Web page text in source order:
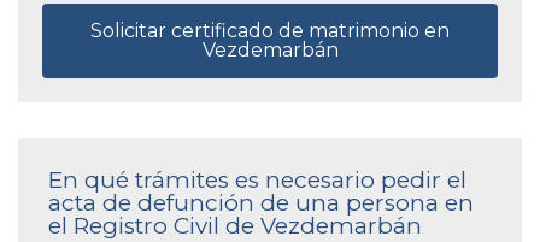
Solicitar certificado de matrimonio en
Vezdemarbán
En qué trámites es necesario pedir el
acta de defunción de una persona en
el Registro Civil de Vezdemarbán